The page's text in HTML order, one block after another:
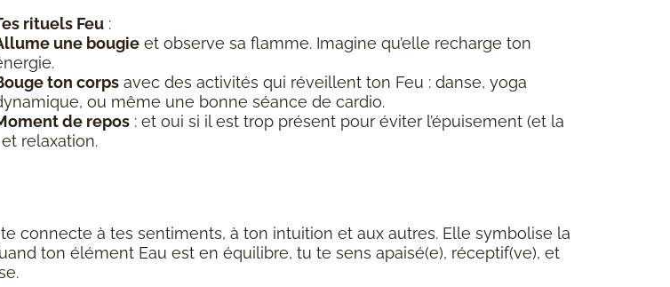
rituels Feu :
une bougie et observe sa flamme. Imagine qu’elle recharge ton
ton corps avec des activités qui réveillent ton Feu : danse, yoga
ou même une bonne séance de cardio.
de repos : et oui si il est trop présent pour éviter l’épuisement (et la
relaxation.
connecte à tes sentiments, à ton intuition et aux autres. Elle symbolise la
ton élément Eau est en équilibre, tu te sens apaisé(e), réceptif(ve), et